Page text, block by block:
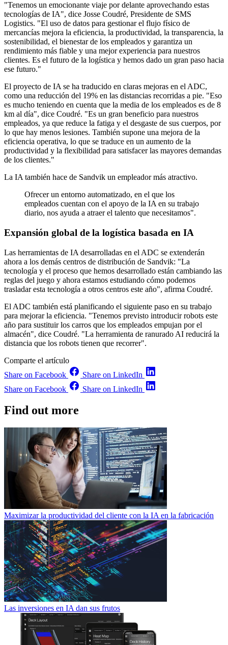
"Tenemos un emocionante viaje por delante aprovechando estas
tecnologías de IA", dice Josse Coudré, Presidente de SMS
Logistics. "El uso de datos para gestionar el flujo físico de
mercancías mejora la eficiencia, la productividad, la transparencia, la
sostenibilidad, el bienestar de los empleados y garantiza un
rendimiento más fiable y una mejor experiencia para nuestros
clientes. Es el futuro de la logística y hemos dado un gran paso hacia
ese futuro."
El proyecto de IA se ha traducido en claras mejoras en el ADC,
como una reducción del 19% en las distancias recorridas a pie. "Eso
es mucho teniendo en cuenta que la media de los empleados es de 8
km al día", dice Coudré. "Es un gran beneficio para nuestros
empleados, ya que reduce la fatiga y el desgaste de sus cuerpos, por
lo que hay menos lesiones. También supone una mejora de la
eficiencia operativa, lo que se traduce en un aumento de la
productividad y la flexibilidad para satisfacer las mayores demandas
de los clientes."
La IA también hace de Sandvik un empleador más atractivo.
Ofrecer un entorno automatizado, en el que los
empleados cuentan con el apoyo de la IA en su trabajo
diario, nos ayuda a atraer el talento que necesitamos".
Expansión global de la logística basada en IA
Las herramientas de IA desarrolladas en el ADC se extenderán
ahora a los demás centros de distribución de Sandvik: "La
tecnología y el proceso que hemos desarrollado están cambiando las
reglas del juego y ahora estamos estudiando cómo podemos
trasladar esta tecnología a otros centros este año", afirma Coudré.
El ADC también está planificando el siguiente paso en su trabajo
para mejorar la eficiencia. "Tenemos previsto introducir robots este
año para sustituir los carros que los empleados empujan por el
almacén", dice Coudré. "La herramienta de ranurado AI reducirá la
distancia que los robots tienen que recorrer".
Comparte el artículo
Share on Facebook
Share on LinkedIn
Share on Facebook
Share on LinkedIn
Find out more
Maximizar la productividad del cliente con la IA en la fabricación
Las inversiones en IA dan sus frutos